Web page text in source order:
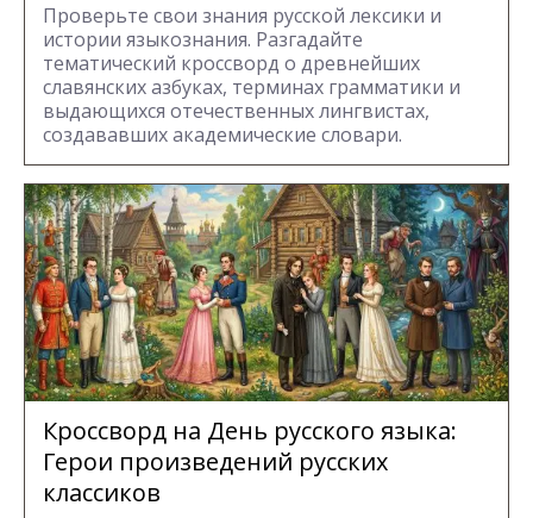
Проверьте свои знания русской лексики и
истории языкознания. Разгадайте
тематический кроссворд о древнейших
славянских азбуках, терминах грамматики и
выдающихся отечественных лингвистах,
создававших академические словари.
Кроссворд на День русского языка:
Герои произведений русских
классиков